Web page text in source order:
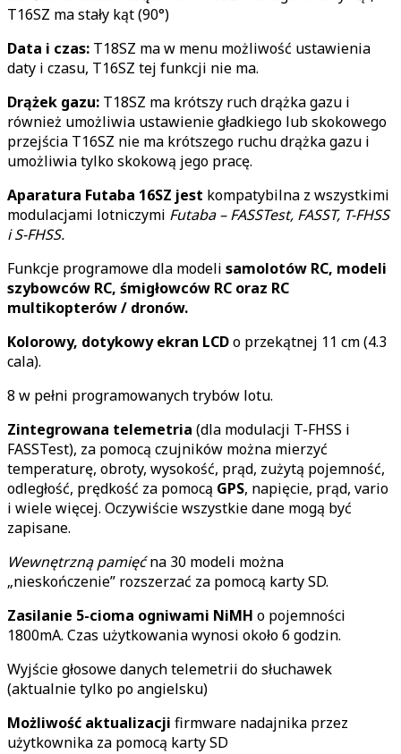
T16SZ ma stały kąt (90°)
Data i czas: T18SZ ma w menu możliwość ustawienia
daty i czasu, T16SZ tej funkcji nie ma.
Drążek gazu: T18SZ ma krótszy ruch drążka gazu i
również umożliwia ustawienie gładkiego lub skokowego
przejścia T16SZ nie ma krótszego ruchu drążka gazu i
umożliwia tylko skokową jego pracę.
Aparatura Futaba 16SZ jest kompatybilna z wszystkimi
modulacjami lotniczymi Futaba – FASSTest, FASST, T-FHSS
i S-FHSS.
Funkcje programowe dla modeli samolotów RC, modeli
szybowców RC, śmigłowców RC oraz RC
multikopterów / dronów.
Kolorowy, dotykowy ekran LCDo przekątnej 11 cm (4.3
cala).
8 w pełni programowanych trybów lotu.
Zintegrowana telemetria (dla modulacji T-FHSS i
FASSTest), za pomocą czujników można mierzyć
temperaturę, obroty, wysokość, prąd, zużytą pojemność,
odległość, prędkość za pomocą GPS, napięcie, prąd, vario
i wiele więcej. Oczywiście wszystkie dane mogą być
zapisane.
Wewnętrzną pamięćna 30 modeli można
„nieskończenie” rozszerzać za pomocą karty SD.
Zasilanie 5-cioma ogniwami NiMH o pojemności
1800mA. Czas użytkowania wynosi około 6 godzin.
Wyjście głosowe danych telemetrii do słuchawek
(aktualnie tylko po angielsku)
Możliwość aktualizacji firmware nadajnika przez
użytkownika za pomocą karty SD